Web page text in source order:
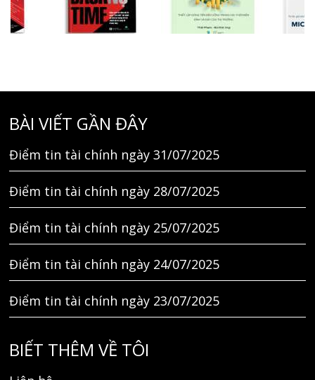
BÀI VIẾT GẦN ĐÂY
Điểm tin tài chính ngày 31/07/2025
Điểm tin tài chính ngày 28/07/2025
Điểm tin tài chính ngày 25/07/2025
Điểm tin tài chính ngày 24/07/2025
Điểm tin tài chính ngày 23/07/2025
BIẾT THÊM VỀ TÔI